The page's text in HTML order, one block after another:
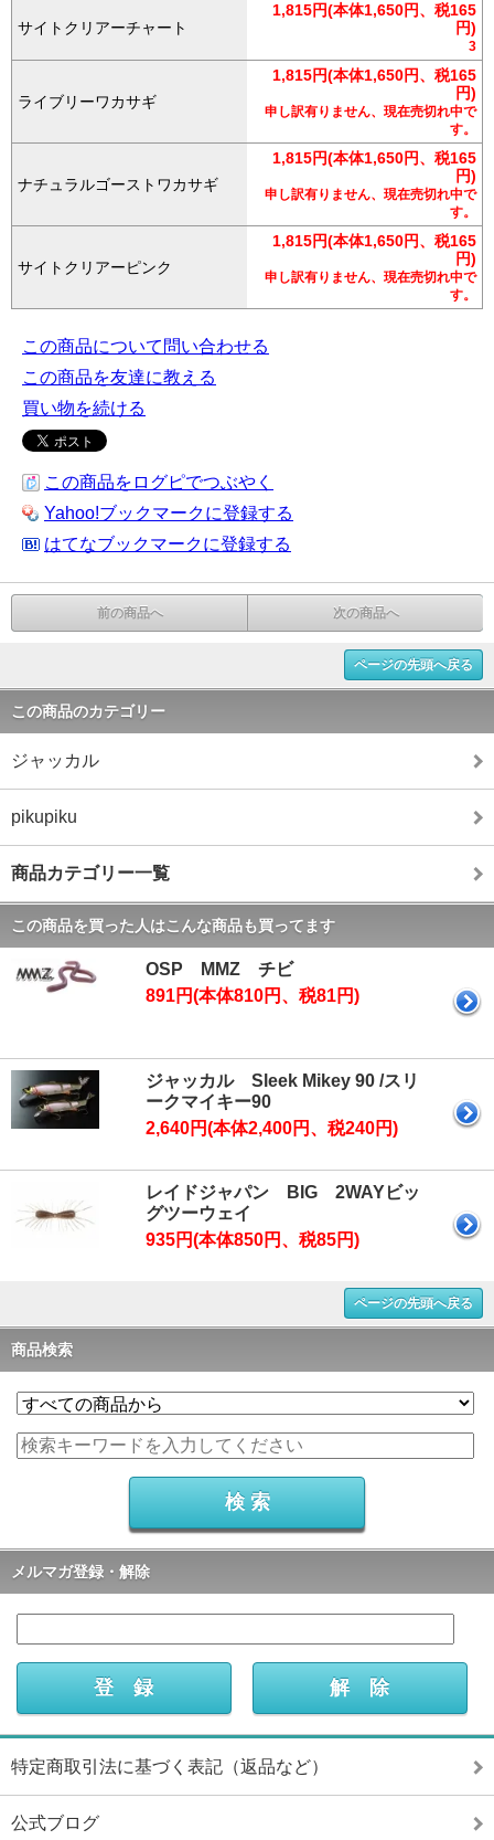
サイトクリアーチャート
1,815円(本体1,650円、税165
円)
3
ライブリーワカサギ
1,815円(本体1,650円、税165
円)
申し訳有りません、現在売切れ中で
す。
ナチュラルゴーストワカサギ
1,815円(本体1,650円、税165
円)
申し訳有りません、現在売切れ中で
す。
サイトクリアーピンク
1,815円(本体1,650円、税165
円)
申し訳有りません、現在売切れ中で
す。
この商品について問い合わせる
この商品を友達に教える
買い物を続ける
この商品をログピでつぶやく
Yahoo!ブックマークに登録する
はてなブックマークに登録する
前の商品へ 次の商品へ
ページの先頭へ戻る
この商品のカテゴリー
ジャッカル
pikupiku
商品カテゴリー一覧
この商品を買った人はこんな商品も買ってます
OSP MMZ チビ
891円(本体810円、税81円)
ジャッカル Sleek Mikey 90 /スリ
ークマイキー90
2,640円(本体2,400円、税240円)
レイドジャパン BIG 2WAYビッ
グツーウェイ
935円(本体850円、税85円)
ページの先頭へ戻る
商品検索
メルマガ登録・解除
特定商取引法に基づく表記（返品など）
公式ブログ